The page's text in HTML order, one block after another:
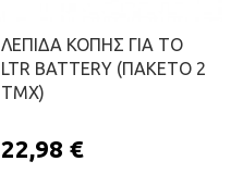
ΛΕΠΙΔΑ ΚΟΠΗΣ ΓΙΑ ΤΟ
LTR BATTERY (ΠΑΚΕΤΟ 2
ΤΜΧ)
22,98 €